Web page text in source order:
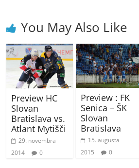
You May Also Like
Preview HC
Slovan
Bratislava vs.
Atlant Mytišči
29. novembra
2014
0
Preview : FK
Senica – ŠK
Slovan
Bratislava
15. augusta
2015
0